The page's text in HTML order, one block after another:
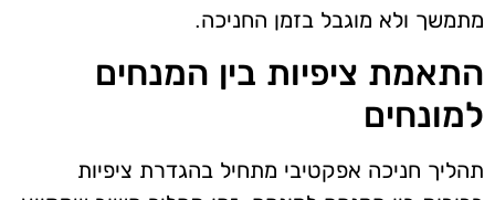
מתמשך ולא מוגבל בזמן החניכה.
התאמת ציפיות בין המנחים
למונחים
תהליך חניכה אפקטיבי מתחיל בהגדרת ציפיות